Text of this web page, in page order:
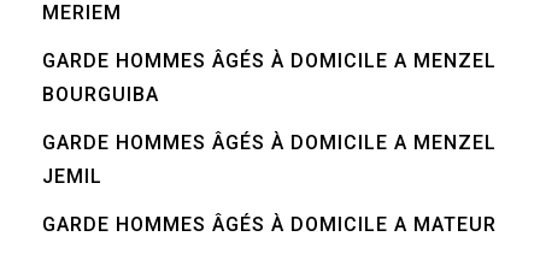
MERIEM
GARDE HOMMES ÂGÉS À DOMICILE A MENZEL
BOURGUIBA
GARDE HOMMES ÂGÉS À DOMICILE A MENZEL
JEMIL
GARDE HOMMES ÂGÉS À DOMICILE A MATEUR